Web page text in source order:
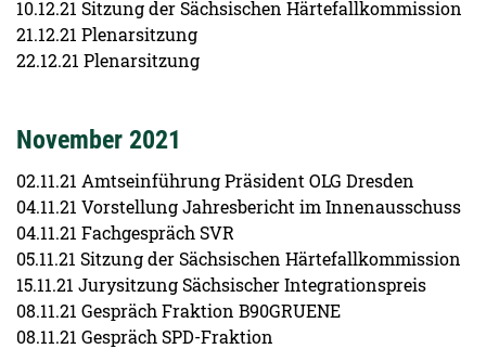
10.12.21 Sitzung der Sächsischen Härtefallkommission
21.12.21 Plenarsitzung
22.12.21 Plenarsitzung
November 2021
02.11.21 Amtseinführung Präsident OLG Dresden
04.11.21 Vorstellung Jahresbericht im Innenausschuss
04.11.21 Fachgespräch SVR
05.11.21 Sitzung der Sächsischen Härtefallkommission
15.11.21 Jurysitzung Sächsischer Integrationspreis
08.11.21 Gespräch Fraktion B90GRUENE
08.11.21 Gespräch SPD-Fraktion